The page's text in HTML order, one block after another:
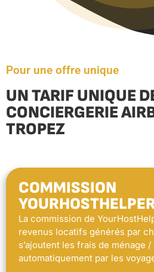
Pour une offre unique
UN TARIF UNIQUE
CONCIERGERIE
TROPEZ
COMMISSION
La commission de
revenus locatifs générés par
s’ajoutent les frais de ménage
automatiquement par les